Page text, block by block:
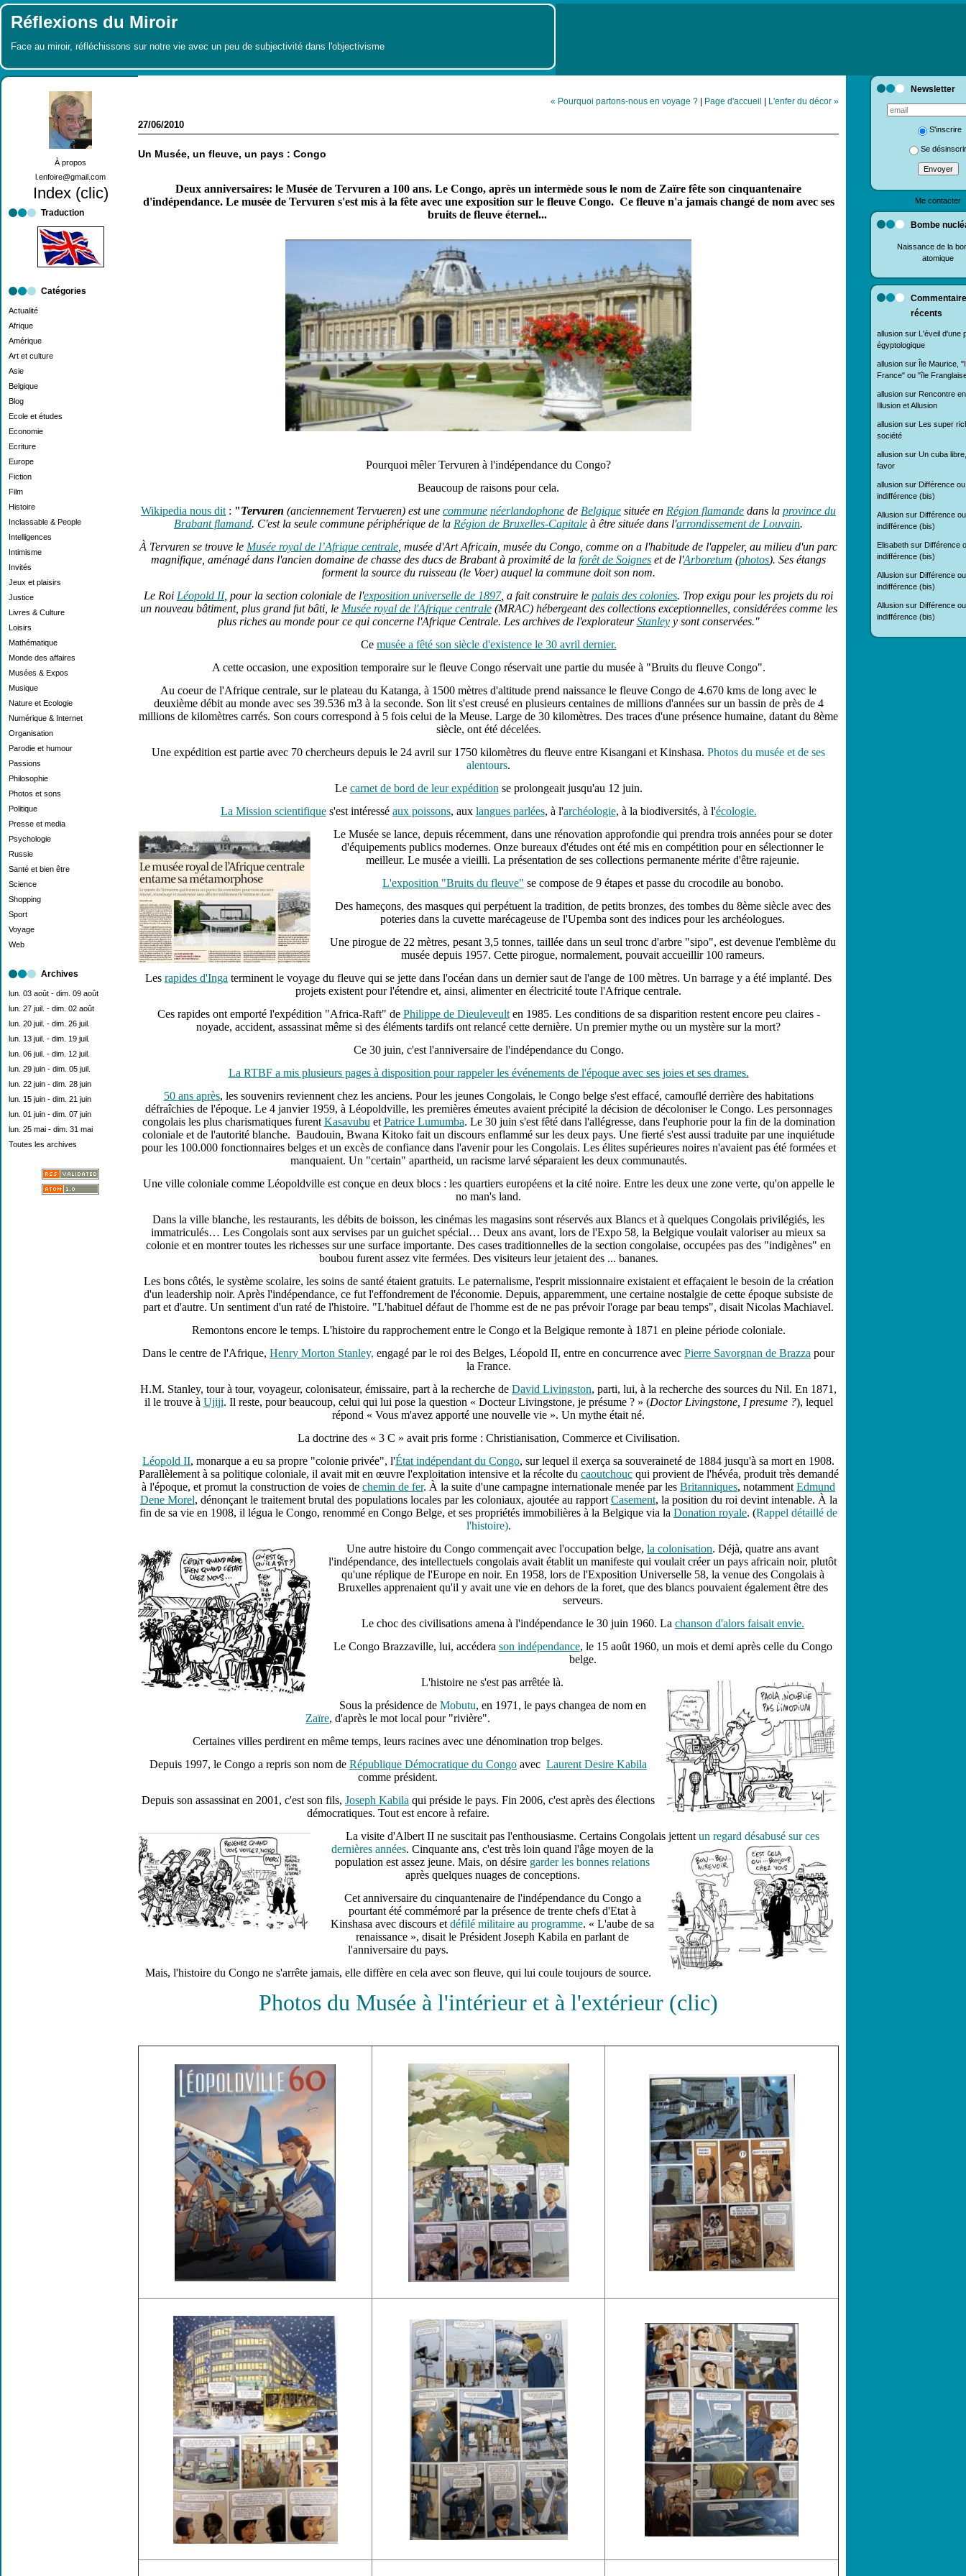
Réflexions du Miroir
Face au miroir, réfléchissons sur notre vie avec un peu de subjectivité dans l'objectivisme
À propos
l.enfoire@gmail.com
Index (clic)
Traduction
Catégories
Actualité
Afrique
Amérique
Art et culture
Asie
Belgique
Blog
Ecole et études
Economie
Ecriture
Europe
Fiction
Film
Histoire
Inclassable & People
Intelligences
Intimisme
Invités
Jeux et plaisirs
Justice
Livres & Culture
Loisirs
Mathématique
Monde des affaires
Musées & Expos
Musique
Nature et Ecologie
Numérique & Internet
Organisation
Parodie et humour
Passions
Philosophie
Photos et sons
Politique
Presse et media
Psychologie
Russie
Santé et bien être
Science
Shopping
Sport
Voyage
Web
Archives
lun. 03 août - dim. 09 août
lun. 27 juil. - dim. 02 août
lun. 20 juil. - dim. 26 juil.
lun. 13 juil. - dim. 19 juil.
lun. 06 juil. - dim. 12 juil.
lun. 29 juin - dim. 05 juil.
lun. 22 juin - dim. 28 juin
lun. 15 juin - dim. 21 juin
lun. 01 juin - dim. 07 juin
lun. 25 mai - dim. 31 mai
Toutes les archives
Newsletter
S'inscrire
Se
Me contacter
Bombe
Naissance de la
atomique
récents
allusion sur
L'éveil d'une
égyptologique
allusion sur
Île Maurice,
France" ou "île
allusion sur Rencontre
Illusion et Allusion
allusion sur
Les super
société
allusion sur Un cuba
favor
allusion sur Différence ou
indifférence (bis)
Allusion sur Différence ou
indifférence (bis)
Elisabeth sur Différence
indifférence (bis)
Allusion sur Différence ou
indifférence (bis)
Allusion sur Différence ou
indifférence (bis)
« Pourquoi partons-nous en voyage ? | Page d'accueil | L'enfer du décor »
27/06/2010
Un Musée, un fleuve, un pays : Congo
Deux anniversaires: le Musée de Tervuren a 100 ans. Le Congo, après un intermède sous le nom de Zaïre fête son cinquantenaire
d'indépendance. Le musée de Tervuren s'est mis à la fête avec une exposition sur le fleuve Congo. Ce fleuve n'a jamais changé de nom avec ses
bruits de fleuve éternel...
Pourquoi mêler Tervuren à l'indépendance du Congo?
Beaucoup de raisons pour cela.
Wikipedia nous dit : "Tervuren (anciennement Tervueren) est une commune néerlandophone de Belgique située en Région flamande dans la province du
Brabant flamand. C'est la seule commune périphérique de la Région de Bruxelles-Capitale à être située dans l'arrondissement de Louvain.
À Tervuren se trouve le Musée royal de l’Afrique centrale , musée d'Art Africain, musée du Congo, comme on a l'habitude de l'appeler, au milieu d'un parc
magnifique, aménagé dans l'ancien domaine de chasse des ducs de Brabant à proximité de la forêt de Soignes et de l'Arboretum (photos). Ses étangs
forment la source du ruisseau (le Voer) auquel la commune doit son nom.
Le Roi Léopold II, pour la section coloniale de l'exposition universelle de 1897, a fait construire le palais des colonies. Trop exigu pour les projets du roi
un nouveau bâtiment, plus grand fut bâti, le Musée royal de l'Afrique centrale (MRAC) hébergeant des collections exceptionnelles, considérées comme les
plus riches au monde pour ce qui concerne l'Afrique Centrale. Les archives de l'explorateur Stanley y sont conservées."
Ce musée a fêté son siècle d'existence le 30 avril dernier.
A cette occasion, une exposition temporaire sur le fleuve Congo réservait une partie du musée à "Bruits du fleuve Congo".
Au coeur de l'Afrique centrale, sur le plateau du Katanga, à 1500 mètres d'altitude prend naissance le fleuve Congo de 4.670 kms de long avec le
deuxième débit au monde avec ses 39.536 m3 à la seconde. Son lit s'est creusé en plusieurs centaines de millions d'années sur un bassin de près de 4
millions de kilomètres carrés. Son cours correspond à 5 fois celui de la Meuse. Large de 30 kilomètres. Des traces d'une présence humaine, datant du 8ème
siècle, ont été décelées.
Une expédition est partie avec 70 chercheurs depuis le 24 avril sur 1750 kilomètres du fleuve entre Kisangani et Kinshasa. Photos du musée et de ses
alentours.
Le carnet de bord de leur expédition se prolongeait jusqu'au 12 juin.
La Mission scientifiques'est intéressé aux poissons, aux langues parlées, à l'archéologie, à la biodiversités, à l'écologie.
Le Musée se lance, depuis récemment, dans une rénovation approfondie qui prendra trois années pour se doter
d'équipements publics modernes. Onze bureaux d'études ont été mis en compétition pour en sélectionner le
meilleur. Le musée a vieilli. La présentation de ses collections permanente mérite d'être rajeunie.
L'exposition "Bruits du fleuve" se compose de 9 étapes et passe du crocodile au bonobo.
Des hameçons, des masques qui perpétuent la tradition, de petits bronzes, des tombes du 8ème siècle avec des
poteries dans la cuvette marécageuse de l'Upemba sont des indices pour les archéologues.
Une pirogue de 22 mètres, pesant 3,5 tonnes, taillée dans un seul tronc d'arbre "sipo", est devenue l'emblème du
musée depuis 1957. Cette pirogue, normalement, pouvait accueillir 100 rameurs.
Les rapides d'Inga terminent le voyage du fleuve qui se jette dans l'océan dans un dernier saut de l'ange de 100 mètres. Un barrage y a été implanté. Des
projets existent pour l'étendre et, ainsi, alimenter en électricité toute l'Afrique centrale.
Ces rapides ont emporté l'expédition "Africa-Raft" de Philippe de Dieuleveulten 1985. Les conditions de sa disparition restent encore peu claires -
noyade, accident, assassinat même si des éléments tardifs ont relancé cette dernière. Un premier mythe ou un mystère sur la mort?
Ce 30 juin, c'est l'anniversaire de l'indépendance du Congo.
La RTBF a mis plusieurs pages à disposition pour rappeler les événements de l'époque avec ses joies et ses drames.
50 ans après, les souvenirs reviennent chez les anciens. Pour les jeunes Congolais, le Congo belge s'est effacé, camouflé derrière des habitations
défraîchies de l'époque. Le 4 janvier 1959, à Léopoldville, les premières émeutes avaient précipité la décision de décoloniser le Congo. Les personnages
congolais les plus charismatiques furent Kasavubu et Patrice Lumumba. Le 30 juin s'est fêté dans l'allégresse, dans l'euphorie pour la fin de la domination
coloniale et de l'autorité blanche. Baudouin, Bwana Kitoko fait un discours enflammé sur les deux pays. Une fierté s'est aussi traduite par une inquiétude
pour les 100.000 fonctionnaires belges et un excès de confiance dans l'avenir pour les Congolais. Les élites supérieures noires n'avaient pas été formées et
manquaient. Un "certain" apartheid, un racisme larvé séparaient les deux communautés.
Une ville coloniale comme Léopoldville est conçue en deux blocs : les quartiers européens et la cité noire. Entre les deux une zone verte, qu'on appelle le
no man's land.
Dans la ville blanche, les restaurants, les débits de boisson, les cinémas les magasins sont réservés aux Blancs et à quelques Congolais privilégiés, les
immatriculés… Les Congolais sont aux servises par un guichet spécial… Deux ans avant, lors de l'Expo 58, la Belgique voulait valoriser au mieux sa
colonie et en montrer toutes les richesses sur une surface importante. Des cases traditionnelles de la section congolaise, occupées pas des "indigènes" en
boubou furent assez vite fermées. Des visiteurs leur jetaient des ... bananes.
Les bons côtés, le système scolaire, les soins de santé étaient gratuits. Le paternalisme, l'esprit missionnaire existaient et effaçaient le besoin de la création
d'un leadership noir. Après l'indépendance, ce fut l'effondrement de l'économie. Depuis, apparemment, une certaine nostalgie de cette époque subsiste de
part et d'autre. Un sentiment d'un raté de l'histoire. "L'habituel défaut de l'homme est de ne pas prévoir l'orage par beau temps", disait Nicolas Machiavel.
Remontons encore le temps. L'histoire du rapprochement entre le Congo et la Belgique remonte à 1871 en pleine période coloniale.
Dans le centre de l'Afrique, Henry Morton Stanley, engagé par le roi des Belges, Léopold II, entre en concurrence avec Pierre Savorgnan de Brazza pour
la France.
H.M. Stanley, tour à tour, voyageur, colonisateur, émissaire, part à la recherche de David Livingston, parti, lui, à la recherche des sources du Nil. En 1871,
il le trouve à Ujiji. Il reste, pour beaucoup, celui qui lui pose la question « Docteur Livingstone, je présume ? » (Doctor Livingstone, I presume ?), lequel
répond « Vous m'avez apporté une nouvelle vie ». Un mythe était né.
La doctrine des « 3 C » avait pris forme : Christianisation, Commerce et Civilisation.
Léopold II, monarque a eu sa propre "colonie privée", l'État indépendant du Congo, sur lequel il exerça sa souveraineté de 1884 jusqu'à sa mort en 1908.
Parallèlement à sa politique coloniale, il avait mit en œuvre l'exploitation intensive et la récolte du caoutchoucqui provient de l'hévéa, produit très demandé
à l'époque, et promut la construction de voies de chemin de fer. À la suite d'une campagne internationale menée par les Britanniques, notamment Edmund
Dene Morel, dénonçant le traitement brutal des populations locales par les coloniaux, ajoutée au rapport Casement, la position du roi devint intenable. À la
fin de sa vie en 1908, il légua le Congo, renommé en Congo Belge, et ses propriétés immobilières à la Belgique via la Donation royale. (Rappel détaillé de
l'histoire).
Une autre histoire du Congo commençait avec l'occupation belge,la colonisation. Déjà, quatre ans avant
l'indépendance, des intellectuels congolais avait établit un manifeste qui voulait créer un pays africain noir, plutôt
qu'une réplique de l'Europe en noir. En 1958, lors de l'Exposition Universelle 58, la venue des Congolais à
Bruxelles apprenaient qu'il y avait une vie en dehors de la foret, que des blancs pouvaient également être des
serveurs.
Le choc des civilisations amena à l'indépendance le 30 juin 1960. La chanson d'alors faisait envie.
Le Congo Brazzaville, lui, accédera son indépendance, le 15 août 1960, un mois et demi après celle du Congo
belge.
L'histoire ne s'est pas arrêtée là.
Sous la présidence de Mobutu, en 1971, le pays changea de nom en
Zaïre, d'après le mot local pour "rivière".
Certaines villes perdirent en même temps, leurs racines avec une dénomination trop belges.
Depuis 1997, le Congo a repris son nom de République Démocratique du Congoavec Laurent Desire Kabila
comme président.
Depuis son assassinat en 2001, c'est son fils, Joseph Kabila qui préside le pays. Fin 2006, c'est après des élections
démocratiques. Tout est encore à refaire.
La visite d'Albert II ne suscitait pas l'enthousiasme. Certains Congolais jettentun regard désabusé sur ces
dernières années. Cinquante ans, c'est très loin quand l'âge moyen de la
population est assez jeune. Mais, on désire garder les bonnes relations
après quelques nuages de conceptions.
Cet anniversaire du cinquantenaire de l'indépendance du Congo a
pourtant été commémoré par la présence de trente chefs d'Etat à
Kinshasa avec discours etdéfilé militaire au programme. « L'aube de sa
renaissance », disait le Président Joseph Kabila en parlant de
l'anniversaire du pays.
Mais, l'histoire du Congo ne s'arrête jamais, elle diffère en cela avec son fleuve, qui lui coule toujours de source.
Photos du Musée à l'intérieur et à l'extérieur (clic)